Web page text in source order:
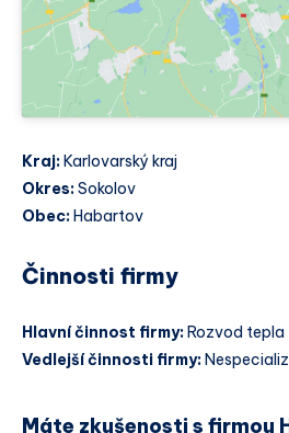
Kraj: Karlovarský kraj
Okres:Sokolov
Obec: Habartov
Činnosti firmy
Hlavní činnost firmy:Rozvod tepla
Vedlejší činnosti firmy:
Máte zkušenosti s firmou